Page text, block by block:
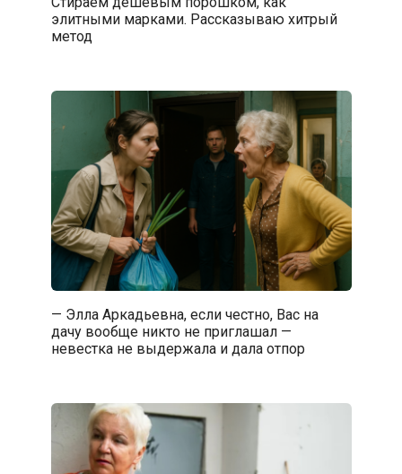
элитными марками. Рассказываю хитрый
метод
— Элла Аркадьевна, если честно, Вас на
дачу вообще никто не приглашал —
невестка не выдержала и дала отпор